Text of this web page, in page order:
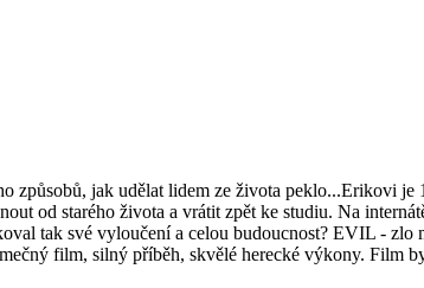
způsobů, jak udělat lidem ze života peklo...Erikovi
od starého života a vrátit zpět ke studiu. Na
tak své vyloučení a celou budoucnost? EVIL -
film, silný příběh, skvělé herecké výkony. Film